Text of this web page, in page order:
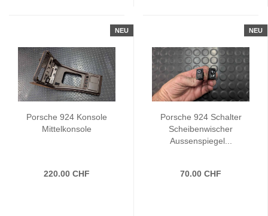
NEU
Porsche 924 Konsole
Mittelkonsole
220.00 CHF
NEU
Porsche 924 Schalter
Scheibenwischer
Aussenspiegel...
70.00 CHF